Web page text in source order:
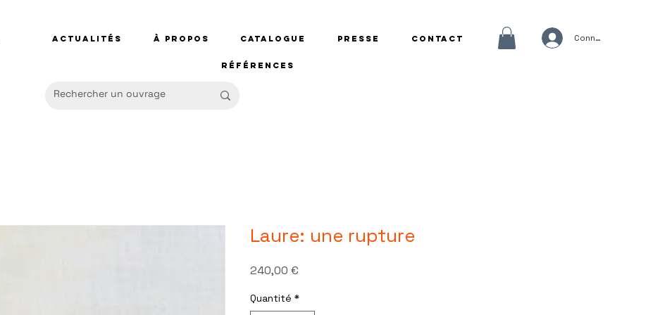
Actualités À propos Catalogue Presse Contact
Références
Connexion
Laure: une rupture
240,00 €
Quantité *